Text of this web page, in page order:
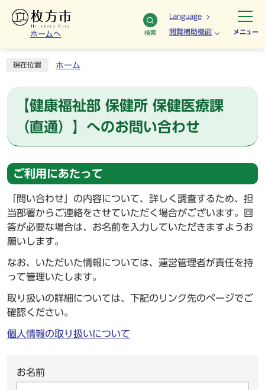
ホームへ 検索
Language
閲覧補助機能 メニュー
現在位置 ホーム
【健康福祉部 保健所 保健医療課
（直通）】へのお問い合わせ
ご利用にあたって
「問い合わせ」の内容について、詳しく調査するため、担
当部署からご連絡をさせていただく場合がございます。回
答が必要な場合は、お名前を入力していただきますようお
願いします。
なお、いただいた情報については、運営管理者が責任を持
って管理いたします。
取り扱いの詳細については、下記のリンク先のページでご
確認ください。
個人情報の取り扱いについて
お名前